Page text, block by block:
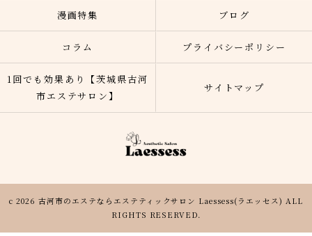
漫画特集 ブログ
コラム プライバシーポリシー
1回でも効果あり【茨城県古河
市エステサロン】
サイトマップ
c 2026 古河市のエステならエステティックサロン Laessess(ラエッセス) ALL
RIGHTS RESERVED.